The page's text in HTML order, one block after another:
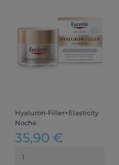
Hyaluron-Filler+Elasticity
Noche
35,90 €